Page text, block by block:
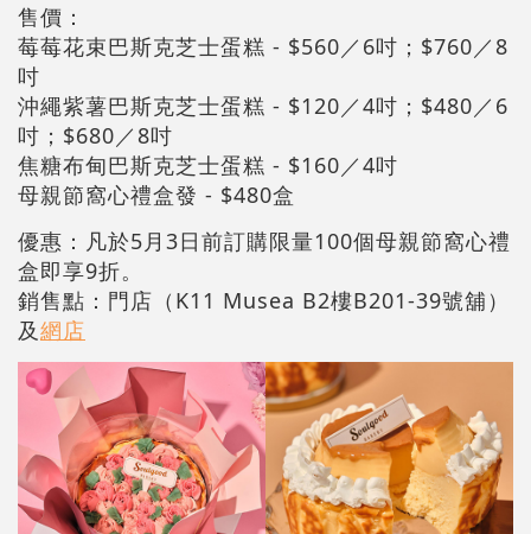
售價：
莓莓花束巴斯克芝士蛋糕 - $560／6吋；$760／8
吋
沖繩紫薯巴斯克芝士蛋糕 - $120／4吋；$480／6
吋；$680／8吋
焦糖布甸巴斯克芝士蛋糕 - $160／4吋
母親節窩心禮盒發 - $480盒
優惠：凡於5月3日前訂購限量100個母親節窩心禮
盒即享9折。
銷售點：門店（K11 Musea B2樓B201-39號舖）
及網店